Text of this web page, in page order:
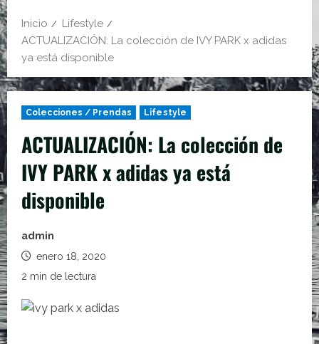
Inicio
Lifestyle
ACTUALIZACIÓN: La colección de IVY PARK x adidas
ya está disponible
Colecciones / Prendas Lifestyle
ACTUALIZACIÓN: La colección de
IVY PARK x adidas ya está
disponible
admin
enero 18, 2020
2 min de lectura